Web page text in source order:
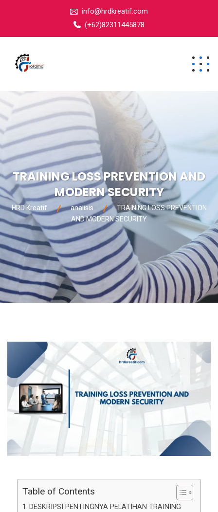
info@hrdkreatif.com
(+62)82311445878
TRAINING LOSS PREVENTION AND
MODERN SECURITY
HRD Kreatif analisis
TRAINING LOSS PREVENTION
AND MODERN SECURITY
Table of Contents
DESKRIPSI PENTINGNYA PELATIHAN TRAINING